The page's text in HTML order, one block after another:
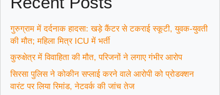
गुरुग्राम में दर्दनाक हादसा: खड़े कैंटर से टकराई स्कूटी, युवक-युवती
की मौत; महिला मित्र ICU में भर्ती
कुरुक्षेत्र में विवाहिता की मौत, परिजनों ने लगाए गंभीर आरोप
सिरसा पुलिस ने कोकीन सप्लाई करने वाले आरोपी को प्रोडक्शन
वारंट पर लिया रिमांड, नेटवर्क की जांच तेज